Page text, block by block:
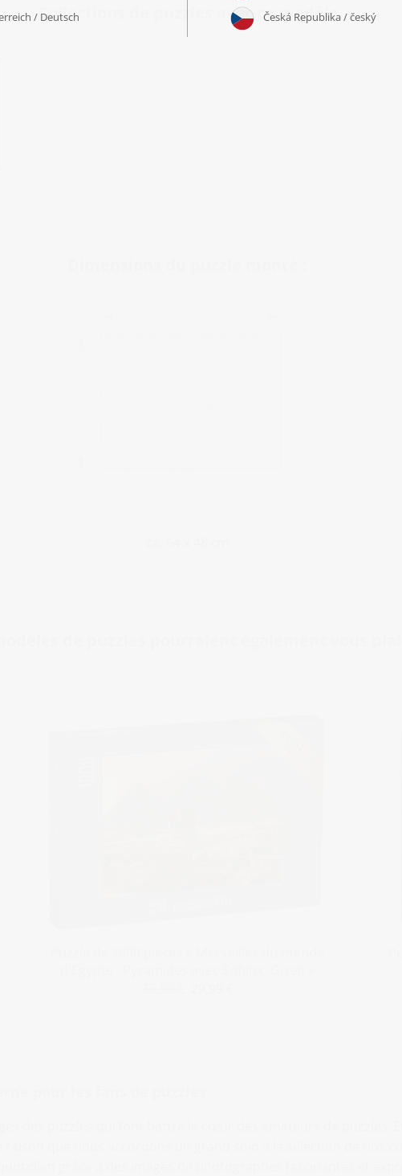
Collections de puzzles avec ce modèle
pour les fans de puzzles
des puzzles qui font battre le cœur des amateurs de puzzles. Et
que nous accordons un grand soin à la sélection de nos
grâce à des images de photographes fascinantes et